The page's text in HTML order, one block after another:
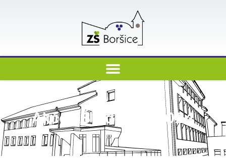
Akce ZŠ v dubnu 2024